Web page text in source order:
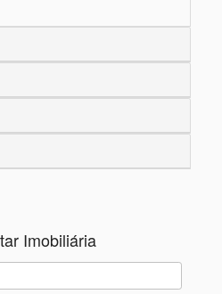
Imobiliária